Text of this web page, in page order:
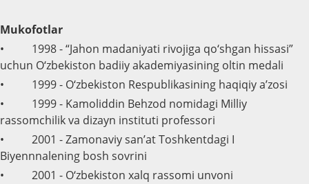
Mukofotlar
• 1998 - “Jahon madaniyati rivojiga qo‘shgan hissasi”
uchun O‘zbekiston badiiy akademiyasining oltin medali
• 1999 - O‘zbekiston Respublikasining haqiqiy a’zosi
• 1999 - Kamoliddin Behzod nomidagi Milliy
rassomchilik va dizayn instituti professori
• 2001 - Zamonaviy san’at Toshkentdagi I
Biyennnalening bosh sovrini
• 2001 - O‘zbekiston xalq rassomi unvoni